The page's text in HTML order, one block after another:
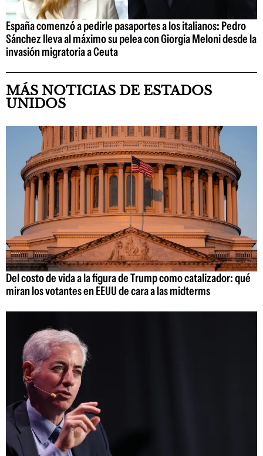
España comenzó a pedirle pasaportes a los italianos: Pedro
Sánchez lleva al máximo su pelea con Giorgia Meloni desde la
invasión migratoria a Ceuta
MÁS NOTICIAS DE ESTADOS
UNIDOS
Del costo de vida a la figura de Trump como catalizador: qué
miran los votantes en EEUU de cara a las midterms